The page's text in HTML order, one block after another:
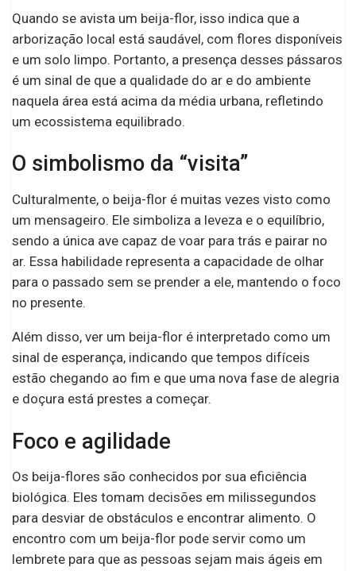
Quando se avista um beija-flor, isso indica que a
arborização local está saudável, com flores disponíveis
e um solo limpo. Portanto, a presença desses pássaros
é um sinal de que a qualidade do ar e do ambiente
naquela área está acima da média urbana, refletindo
um ecossistema equilibrado.
O simbolismo da “visita”
Culturalmente, o beija-flor é muitas vezes visto como
um mensageiro. Ele simboliza a leveza e o equilíbrio,
sendo a única ave capaz de voar para trás e pairar no
ar. Essa habilidade representa a capacidade de olhar
para o passado sem se prender a ele, mantendo o foco
no presente.
Além disso, ver um beija-flor é interpretado como um
sinal de esperança, indicando que tempos difíceis
estão chegando ao fim e que uma nova fase de alegria
e doçura está prestes a começar.
Foco e agilidade
Os beija-flores são conhecidos por sua eficiência
biológica. Eles tomam decisões em milissegundos
para desviar de obstáculos e encontrar alimento. O
encontro com um beija-flor pode servir como um
lembrete para que as pessoas sejam mais ágeis em